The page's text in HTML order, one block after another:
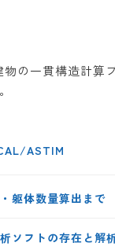
の一貫構造計算
ASTIM
躯体数量算出まで
ソフトの存在と解